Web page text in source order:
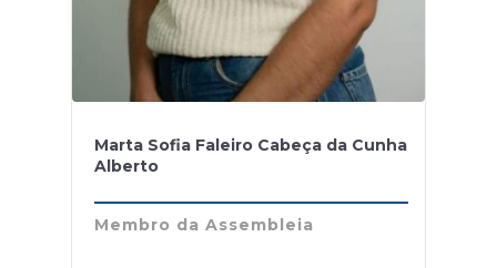
Marta Sofia Faleiro Cabeça da Cunha
Alberto
Membro da Assembleia